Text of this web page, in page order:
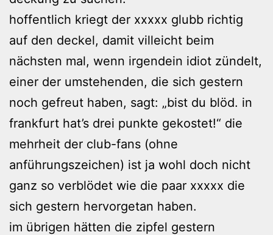
hoffentlich kriegt der xxxxx glubb richtig
auf den deckel, damit villeicht beim
nächsten mal, wenn irgendein idiot zündelt,
einer der umstehenden, die sich gestern
noch gefreut haben, sagt: „bist du blöd. in
frankfurt hat’s drei punkte gekostet!“ die
mehrheit der club-fans (ohne
anführungszeichen) ist ja wohl doch nicht
ganz so verblödet wie die paar xxxxx die
sich gestern hervorgetan haben.
im übrigen hätten die zipfel gestern